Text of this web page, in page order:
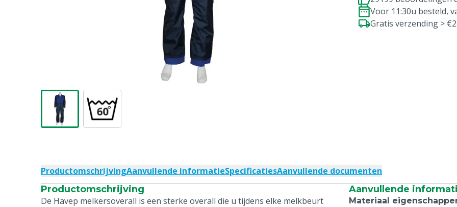
Voor 11:30u besteld,
Gratis verzending >
ProductomschrijvingAanvullende informatieSpecificatiesAanvullende documenten
Productomschrijving
De Havep melkersoverall is een sterke overall die u tijdens elke melkbeurt
Aanvullende
Materiaal